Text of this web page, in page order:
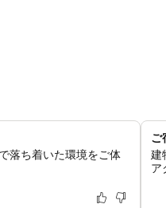
落ち着いた環境をご体
ご
建
ア